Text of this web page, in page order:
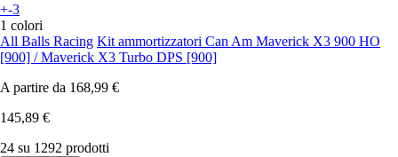
+-3
1 colori
All Balls Racing Kit ammortizzatori Can Am Maverick X3 900 HO
[900] / Maverick X3 Turbo DPS [900]
A partire da 168,99 €
145,89 €
24 su 1292 prodotti